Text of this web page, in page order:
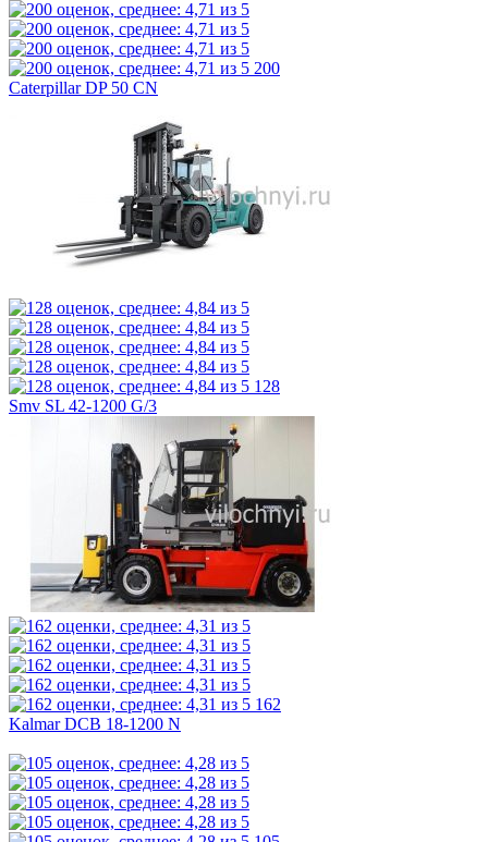
200
Caterpillar DP 50 CN
128
Smv SL 42-1200 G/3
162
Kalmar DCB 18-1200 N